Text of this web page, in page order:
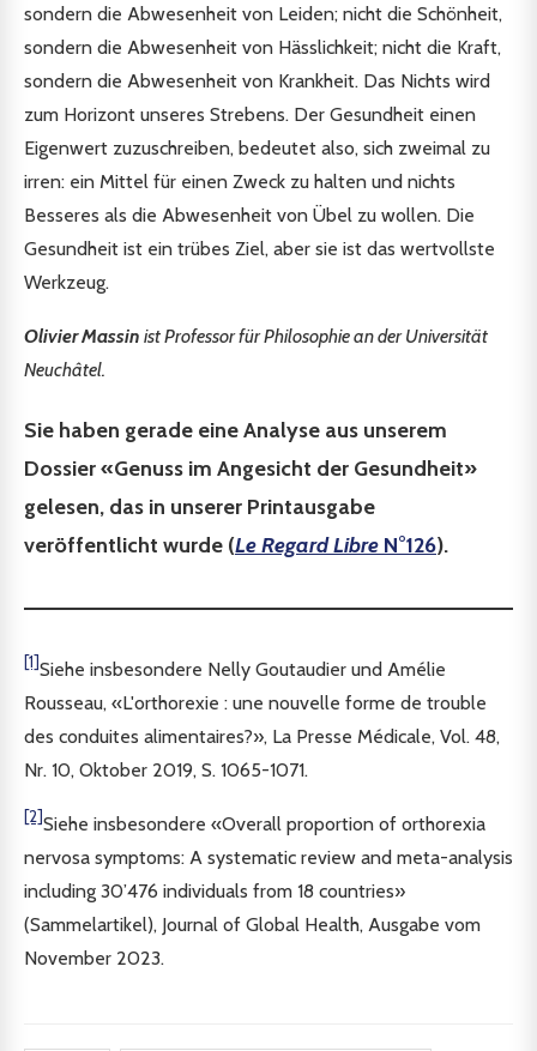
sondern die Abwesenheit von Leiden; nicht die Schönheit,
sondern die Abwesenheit von Hässlichkeit; nicht die Kraft,
sondern die Abwesenheit von Krankheit. Das Nichts wird
zum Horizont unseres Strebens. Der Gesundheit einen
Eigenwert zuzuschreiben, bedeutet also, sich zweimal zu
irren: ein Mittel für einen Zweck zu halten und nichts
Besseres als die Abwesenheit von Übel zu wollen. Die
Gesundheit ist ein trübes Ziel, aber sie ist das wertvollste
Werkzeug.
Olivier Massin ist Professor für Philosophie an der Universität
Neuchâtel.
Sie haben gerade eine Analyse aus unserem
Dossier «Genuss im Angesicht der Gesundheit»
gelesen, das in unserer Printausgabe
veröffentlicht wurde (Le Regard Libre N°126).
[1]Siehe insbesondere Nelly Goutaudier und Amélie
Rousseau, «L'orthorexie : une nouvelle forme de trouble
des conduites alimentaires?», La Presse Médicale, Vol. 48,
Nr. 10, Oktober 2019, S. 1065-1071.
[2]Siehe insbesondere «Overall proportion of orthorexia
nervosa symptoms: A systematic review and meta-analysis
including 30’476 individuals from 18 countries»
(Sammelartikel), Journal of Global Health, Ausgabe vom
November 2023.